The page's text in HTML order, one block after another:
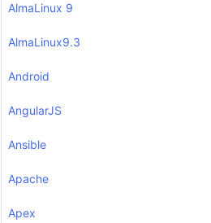
AlmaLinux 9
AlmaLinux9.3
Android
AngularJS
Ansible
Apache
Apex